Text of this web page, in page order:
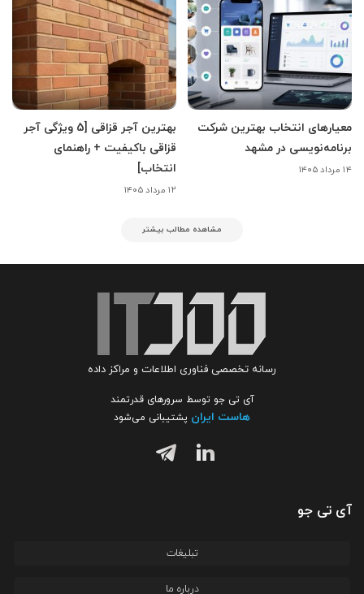
معیارهای انتخاب بهترین شرکت
برنامه‌نویسی در مشهد
۱۴ مرداد ۱۴۰۵
بهترین آجر قزاقی [5 ویژگی آجر
قزاقی باکیفیت + راهنمای
انتخاب]
۱۲ مرداد ۱۴۰۵
مشاهده مطالب بیشتر
رسانه تخصصی فناوری اطلاعات و مراکز داده
آی تی جو توسط سرورهای قدرتمند
هاست ایران پشتیبانی می‌شود
آی تی جو
تبلیغات
درباره ما